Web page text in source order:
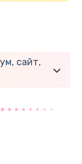
сайт,